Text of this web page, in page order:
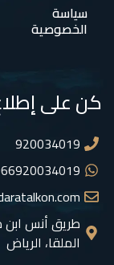
سياسة
الخصوصية
كن على
920034019
طريق أنس ابن
الملقا، الرياض